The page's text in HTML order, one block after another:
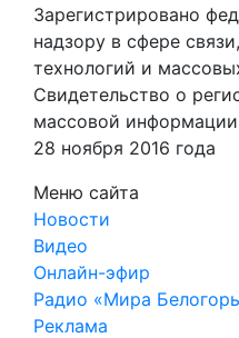
Зарегистрировано
надзору в сфере
технологий и
Свидетельство о
массовой
28 ноября 2016 года
Меню сайта
Новости
Видео
Онлайн-эфир
Радио «Мира
Реклама